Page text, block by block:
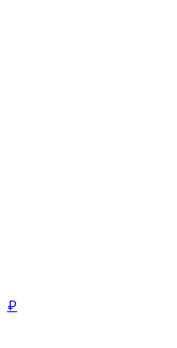
₽